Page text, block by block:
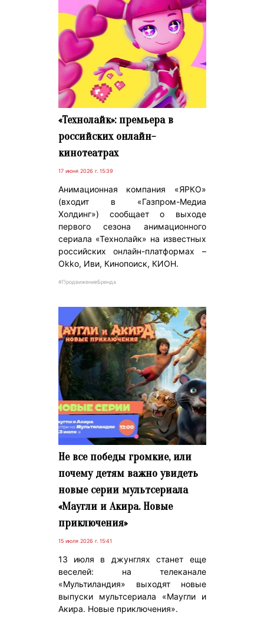
«Технолайк»: премьера в
российских онлайн-
кинотеатрах
17 июня 2026 г. 15:39
Анимационная компания «ЯРКО»
(входит в «Газпром-Медиа
Холдинг») сообщает о выходе
первого сезона анимационного
сериала «Технолайк» на известных
российских онлайн-платформах –
Okko, Иви, Кинопоиск, КИОН.
#ПродвижениеБренда
Не все победы громкие, или
почему детям важно увидеть
новые серии мультсериала
«Маугли и Акира. Новые
приключения»
15 июля 2026 г. 15:41
13 июля в джунглях станет еще
веселей: на телеканале
«Мультиландия» выходят новые
выпуски мультсериала «Маугли и
Акира. Новые приключения».